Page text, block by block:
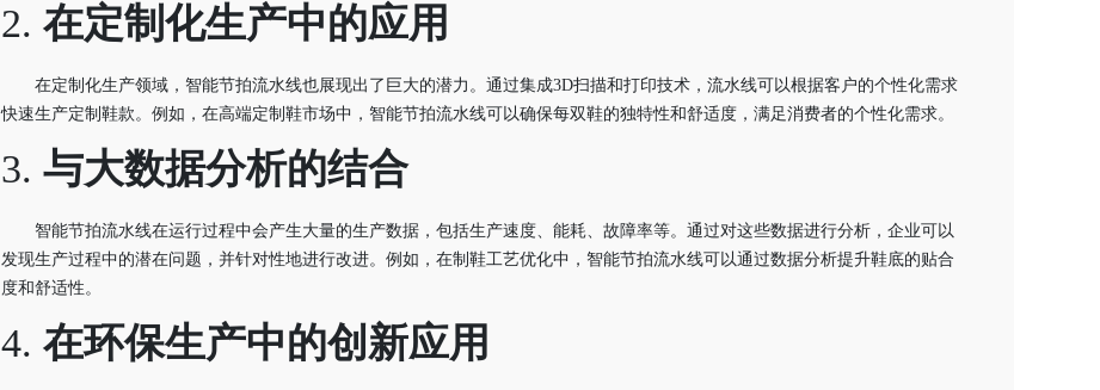
2. 在定制化生产中的应用
在定制化生产领域，智能节拍流水线也展现出了巨大的潜力。通过集成3D扫描和打印技术，流水线可以根据客户的个性化需求
快速生产定制鞋款。例如，在高端定制鞋市场中，智能节拍流水线可以确保每双鞋的独特性和舒适度，满足消费者的个性化需求。
3. 与大数据分析的结合
智能节拍流水线在运行过程中会产生大量的生产数据，包括生产速度、能耗、故障率等。通过对这些数据进行分析，企业可以
发现生产过程中的潜在问题，并针对性地进行改进。例如，在制鞋工艺优化中，智能节拍流水线可以通过数据分析提升鞋底的贴合
度和舒适性。
4. 在环保生产中的创新应用